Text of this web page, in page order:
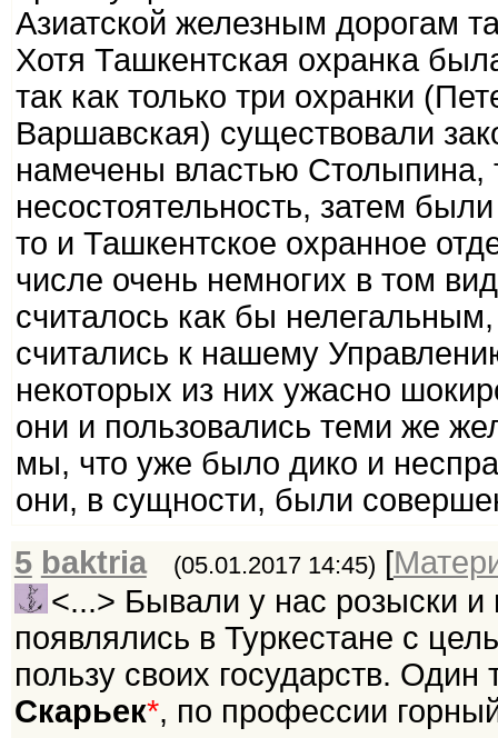
Азиатской железным дорогам
Хотя Ташкентская охранка
так как только три охранки
Варшавская) существовали
намечены властью Столыпина,
несостоятельность, затем
то и Ташкентское охранное
числе очень немногих в том
считалось как бы
считались к нашему
некоторых из них ужасно
они и пользовались теми же
мы, что уже было дико и
они, в сущности, были
5 baktria (05.01.2017 14:45) [
<...> Бывали у нас розыски
появлялись в Туркестане с
пользу своих государств.
Скарьек*, по профессии